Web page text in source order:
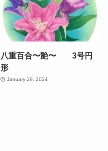
八重百合〜艶〜 3号円
形
January 29, 2024